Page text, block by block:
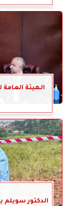
الهيئة
الدكتور سويلم